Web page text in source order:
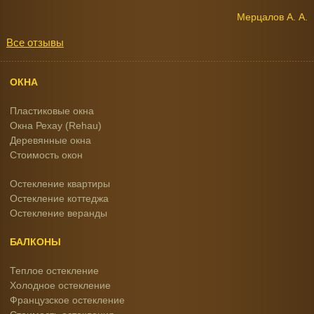
Мерцалов А. А.
Все отзывы
ОКНА
Пластиковые окна
Окна Рехау (Rehau)
Деревянные окна
Стоимость окон
Остекление квартиры
Остекление коттеджа
Остекление веранды
БАЛКОНЫ
Теплое остекление
Холодное остекление
Французское остекление